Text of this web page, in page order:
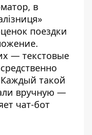
в
поездки
— текстовые
такой
вручную —
чат-бот